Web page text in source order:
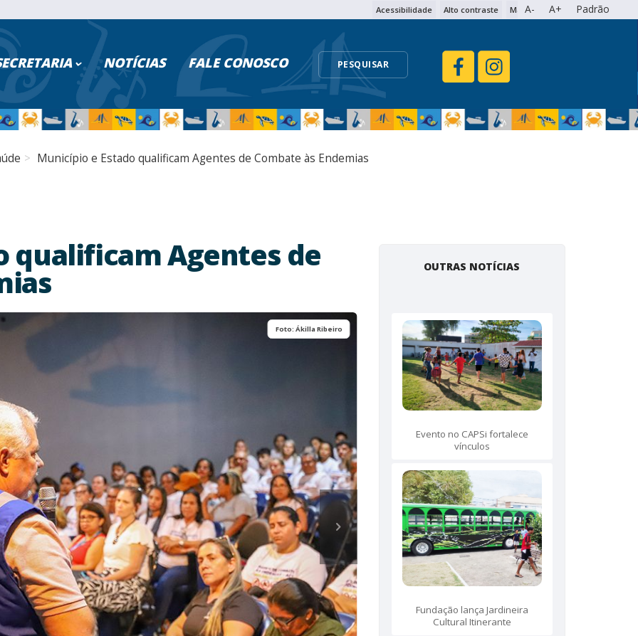
A- A+ Padrão
Acessibilidade Alto contraste Mapa do site
Poder Executivo
Cidadão
Serviços Digitais
Dados Municipais
Leis e Códigos
Mapas Municipais
Turismo
Saúde
Segurança
Assistência
NOTÍCIAS FALE CONOSCO PESQUISAR
NO PORTAL
PESQUISAR
Município e Estado qualificam Agentes de Combate às Endemias
qualificam Agentes de
Foto: Ákilla Ribeiro
OUTRAS NOTÍCIAS
Evento no CAPSi fortalece
vínculos
Fundação lança Jardineira
Cultural Itinerante